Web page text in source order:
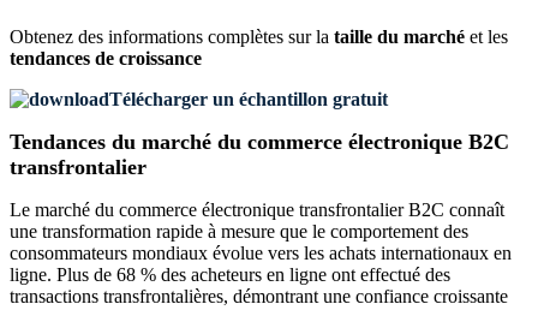
Obtenez des informations complètes sur la taille du marché et les
tendances de croissance
Télécharger un échantillon gratuit
Tendances du marché du commerce électronique B2C
transfrontalier
Le marché du commerce électronique transfrontalier B2C connaît
une transformation rapide à mesure que le comportement des
consommateurs mondiaux évolue vers les achats internationaux en
ligne. Plus de 68 % des acheteurs en ligne ont effectué des
transactions transfrontalières, démontrant une confiance croissante